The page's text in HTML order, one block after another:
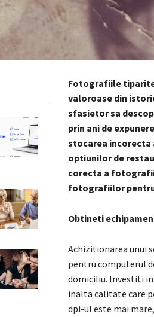
Fotografiile
valoroase din
sfasietor sa
prin ani de
stocarea
optiunilor de
corecta a
fotografiilor
Obtineti
Achizitionarea unui
pentru computerul
domiciliu. Investiti
inalta calitate care
dpi-ul este mai